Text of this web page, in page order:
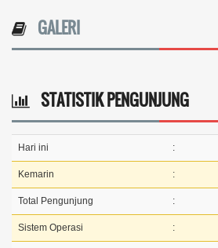
GALERI
STATISTIK PENGUNJUNG
Hari ini :
Kemarin :
Total Pengunjung :
Sistem Operasi :